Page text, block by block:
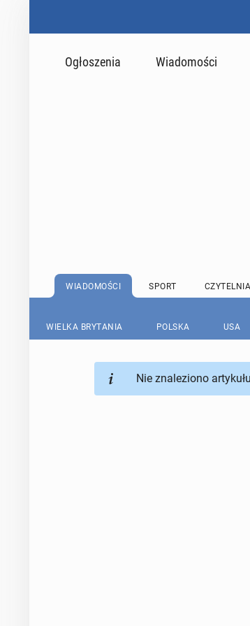
Ogłoszenia Wiadomości
WIADOMOŚCI SPORT CZYTELNIA
WIELKA BRYTANIA POLSKA USA
Nie znaleziono